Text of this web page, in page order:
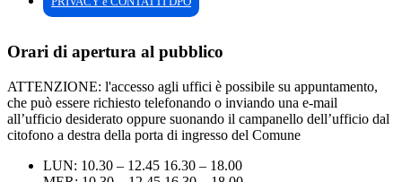
Orari di apertura al pubblico
ATTENZIONE: l'accesso agli uffici è possibile su appuntamento,
che può essere richiesto telefonando o inviando una e-mail
all’ufficio desiderato oppure suonando il campanello dell’ufficio dal
citofono a destra della porta di ingresso del Comune
LUN: 10.30 – 12.45 16.30 – 18.00